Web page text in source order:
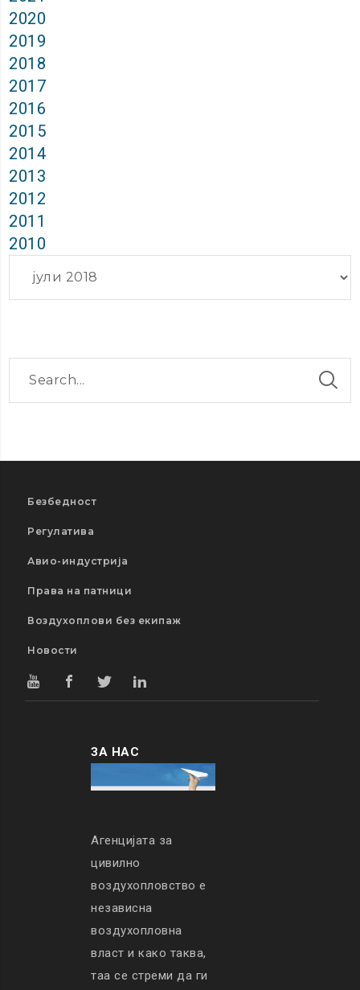
2020
2019
2018
2017
2016
2015
2014
2013
2012
2011
2010
Безбедност
Регулатива
Авио-индустрија
Права на патници
Воздухоплови без екипаж
Новости
ЗА НАС
Агенцијата за
цивилно
воздухопловство е
независна
воздухопловна
власт и како таква,
таа се стреми да ги